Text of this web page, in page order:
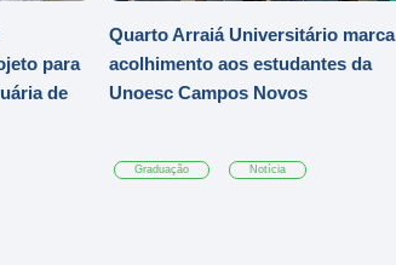
para
de
Quarto Arraiá Universitário marca
acolhimento aos estudantes da
Unoesc Campos Novos
Graduação Notícia